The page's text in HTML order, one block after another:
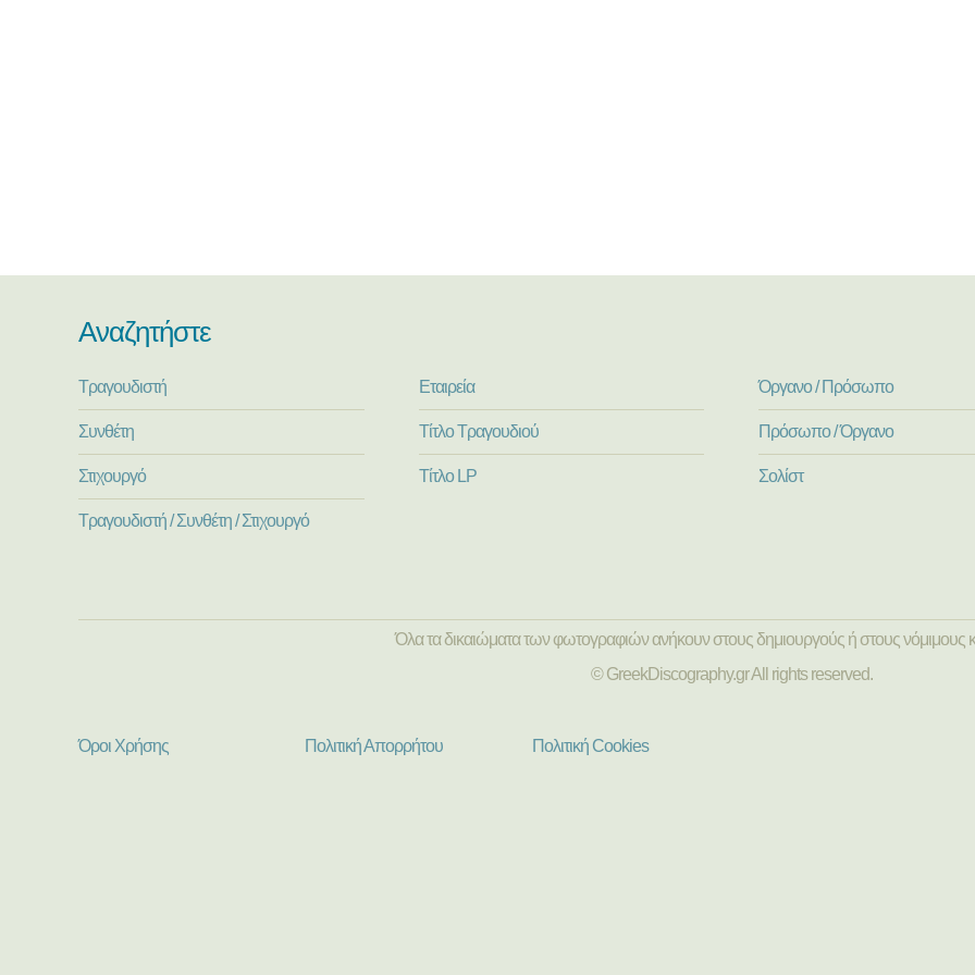
Αναζητήστε
Τραγουδιστή
Συνθέτη
Στιχουργό
Τραγουδιστή / Συνθέτη / Στιχουργό
Εταιρεία
Τίτλο Τραγουδιού
Τίτλο LP
Όργανο / Πρόσωπο
Πρόσωπο / Όργανο
Σολίστ
Όλα τα δικαιώματα των φωτογραφιών ανήκουν στους δημιουργούς ή στους νόμιμους
© GreekDiscography.gr All rights reserved.
Όροι Χρήσης Πολιτική Απορρήτου Πολιτική Cookies